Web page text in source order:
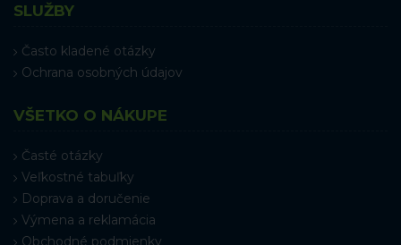
SLUŽBY
Často kladené otázky
Ochrana osobných údajov
VŠETKO O NÁKUPE
Časté otázky
Veľkostné tabuľky
Doprava a doručenie
Výmena a reklamácia
Obchodné podmienky